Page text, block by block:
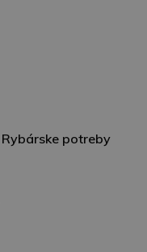
Rybárske potreby